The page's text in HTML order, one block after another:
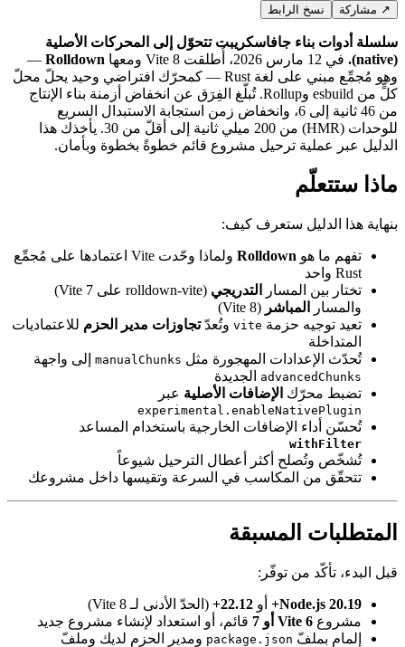
↗ مشاركة نسخ الرابط
سلسلة أدوات بناء جافاسكريبت تتحوّل إلى المحركات الأصلية
في 12 مارس 2026، أُطلقت Vite 8 ومعها Rolldown
—
وهو مُجمِّع مبني على لغة Rust — كمحرّك افتراضي وحيد يحلّ محلّ
كلٍّ من esbuild وRollup. تُبلّغ الفِرَق عن انخفاض أزمنة بناء الإنتاج
من 46 ثانية إلى 6، وانخفاض زمن استجابة الاستبدال السريع
للوحدات (HMR) من 200 ميلي ثانية إلى أقلّ من 30. يأخذك هذا
الدليل عبر عملية ترحيل مشروع قائم خطوةً بخطوة وبأمان.
ماذا ستتعلّم
بنهاية هذا الدليل ستعرف كيف:
تفهم ما هوRolldown
ولماذا وحّدت Vite اعتمادها على مُجمِّع
Rust واحد
تختار بين المسار التدريجي
(rolldown-vite على Vite 7)
والمسار المباشر(Vite 8)
تعيد توجيه حزمةviteوتُعدّتجاوزات مدير الحزمللاعتماديات
المتداخلة
تُحدّث الإعدادات المهجورة مثل manualChunksإلى واجهة
advancedChunksالجديدة
تضبط محرّكالإضافات الأصليةعبر
experimental.enableNativePlugin
تُحسّن أداء الإضافات الخارجية باستخدام المساعد
withFilter
تُشخّص وتُصلح أكثر أعطال الترحيل شيوعاً
تتحقّق من المكاسب في السرعة وتقيسها داخل مشروعك
المتطلبات المسبقة
قبل البدء، تأكّد من توفّر:
Node.js 20.19+ أو22.12+ (الحدّ الأدنى لـ Vite 8)
مشروعVite 6 أو 7
قائم، أو استعداد لإنشاء مشروع جديد
إلمام بملفّpackage.jsonومدير الحزم لديك وملفّ